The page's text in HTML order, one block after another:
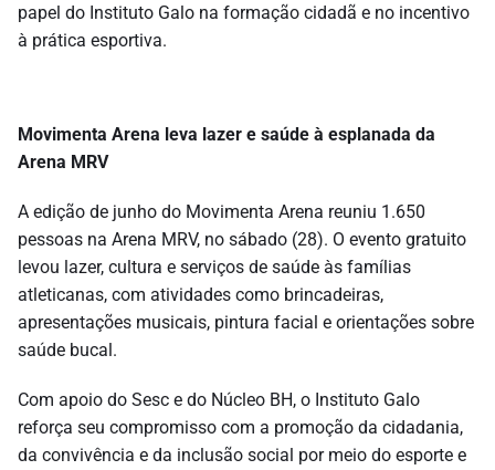
papel do Instituto Galo na formação cidadã e no incentivo
à prática esportiva.
Movimenta Arena leva lazer e saúde à esplanada da
Arena MRV
A edição de junho do Movimenta Arena reuniu 1.650
pessoas na Arena MRV, no sábado (28). O evento gratuito
levou lazer, cultura e serviços de saúde às famílias
atleticanas, com atividades como brincadeiras,
apresentações musicais, pintura facial e orientações sobre
saúde bucal.
Com apoio do Sesc e do Núcleo BH, o Instituto Galo
reforça seu compromisso com a promoção da cidadania,
da convivência e da inclusão social por meio do esporte e